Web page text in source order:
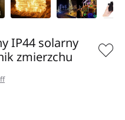
IP44 solarny
zmierzchu